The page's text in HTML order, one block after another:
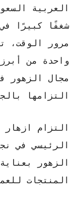
العربية
شغفًا كبيرًا
مرور الوقت،
واحدة من
مجال الزهور
التزامها
التزام ازهار
الرئيسي في
الزهور
المنتجات